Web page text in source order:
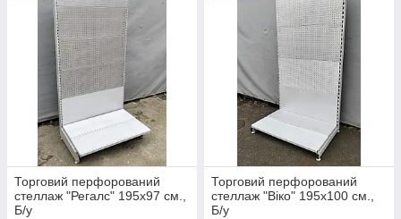
Торговий перфорований
стеллаж "Регалс" 195х97 см.,
Б/у
Торговий перфорований
стеллаж "Віко" 195х100 см.,
Б/у